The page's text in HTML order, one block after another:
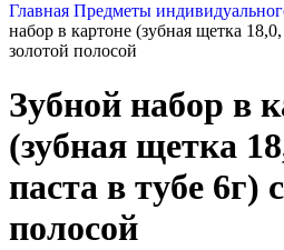
Главная Предметы
набор в картоне (зубная щетка
золотой полосой
Зубной набор в
(зубная щетка
паста в тубе 6г)
полосой